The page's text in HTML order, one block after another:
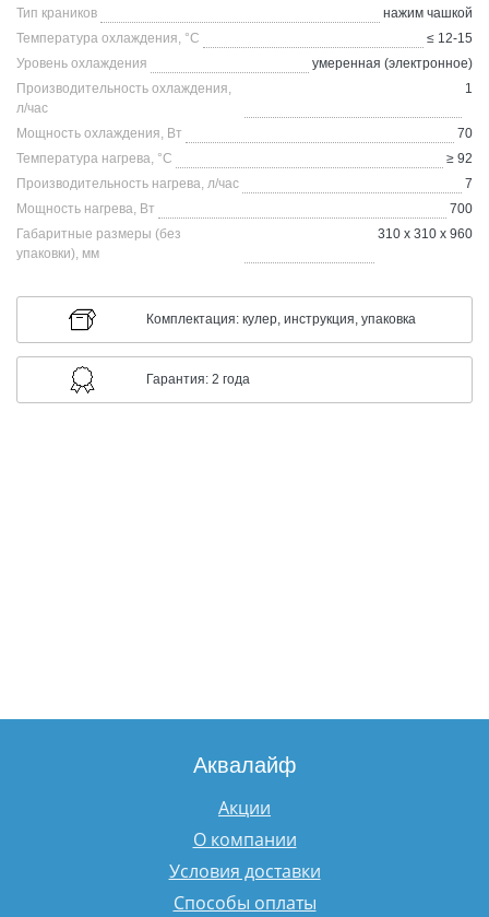
Тип краников
нажим чашкой
Температура охлаждения, °C
≤ 12-15
Уровень охлаждения
умеренная (электронное)
Производительность охлаждения,
л/час
1
Мощность охлаждения, Вт
70
Температура нагрева, °C
≥ 92
Производительность нагрева, л/час
7
Мощность нагрева, Вт
700
Габаритные размеры (без
упаковки), мм
310 x 310 x 960
Комплектация: кулер, инструкция, упаковка
Гарантия: 2 года
Аквалайф
Акции
О компании
Условия доставки
Способы оплаты